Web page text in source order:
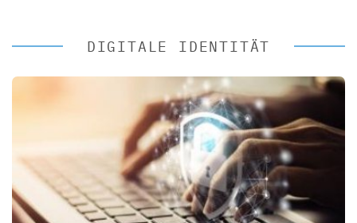
DIGITALE IDENTITÄT